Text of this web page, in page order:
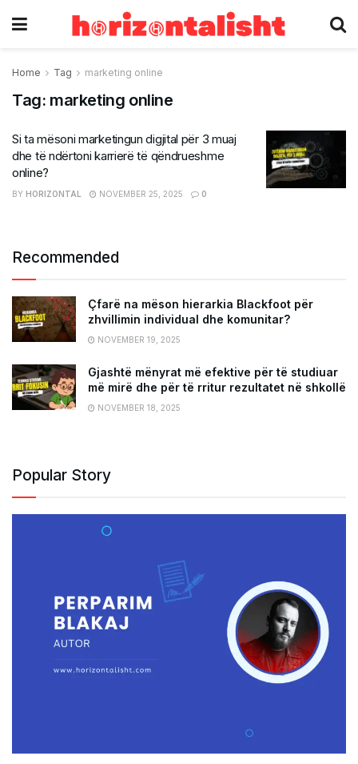
Home Tag marketing online
Tag: marketing online
Si ta mësoni marketingun digjital për 3 muaj
dhe të ndërtoni karrierë të qëndrueshme
online?
BY HORIZONTAL NOVEMBER 25, 2025 0
Recommended
Çfarë na mëson hierarkia Blackfoot për
zhvillimin individual dhe komunitar?
NOVEMBER 19, 2025
Gjashtë mënyrat më efektive për të studiuar
më mirë dhe për të rritur rezultatet në shkollë
NOVEMBER 18, 2025
Popular Story